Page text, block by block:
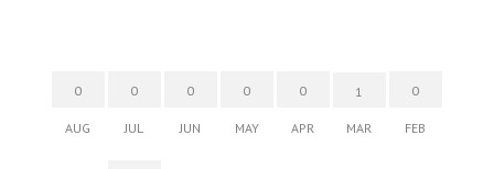
0
AUG
0
JUL
0
JUN
0
MAY
0
APR
1
MAR
0
FEB